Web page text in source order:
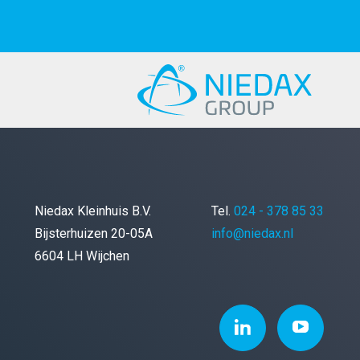
Niedax Kleinhuis B.V.
Bijsterhuizen 20-05A
6604 LH Wijchen
Tel. 024 - 378 85 33
info@niedax.nl